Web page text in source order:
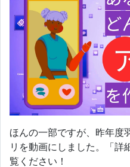
新着情報 ーNEWS
2026/08/07
【英語部】ドイツのスポー
2026/08/07
震災教育プログラムに参加
2026/08/07